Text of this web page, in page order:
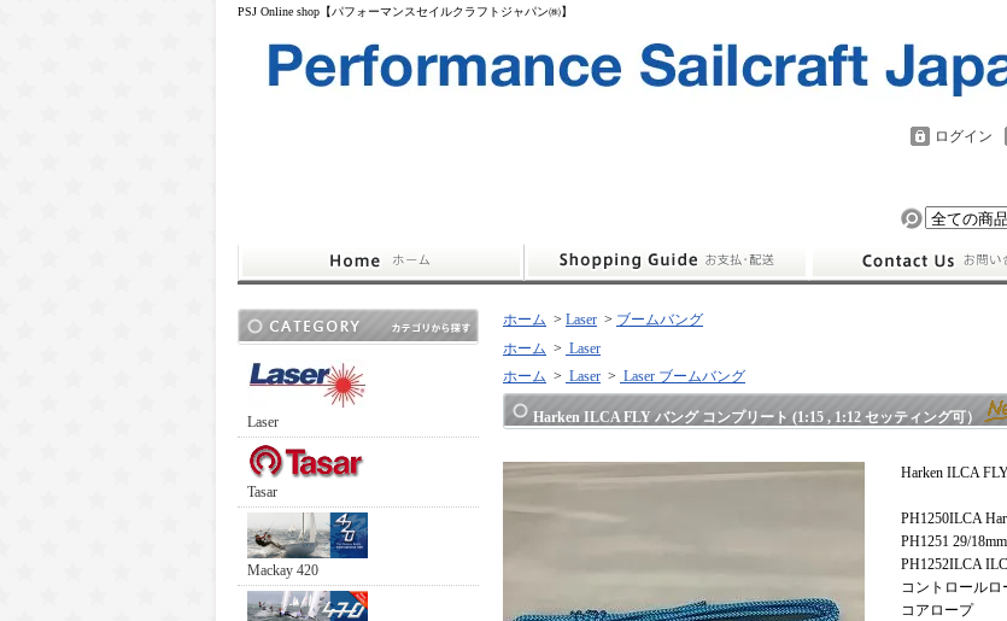
PSJ Online shop【パフォーマンスセイルクラフトジャパン㈱】
ログイン
Laser
Tasar
Mackay 420
ホーム > Laser > ブームバング
ホーム > Laser
ホーム > Laser > Laser ブームバング
Harken ILCA FLY バング コンプリート (1:15 , 1:12 セッティング可）
Harken ILCA
PH1250ILCA
PH1251 29/
PH1252ILCA
コントロールロ
コアロープ